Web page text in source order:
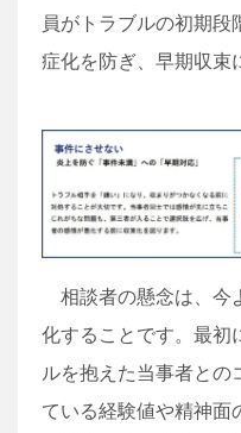
員がトラブルの初期
症化を防ぎ、早期収束
相談者の懸念は、今
化することです。最初
ルを抱えた当事者と
ている経験値や精神